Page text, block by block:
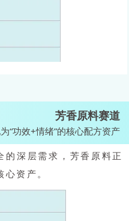
芳香原料赛道
“功效+情绪”的核心配方资产
的深层需求，芳香原料正
资产。